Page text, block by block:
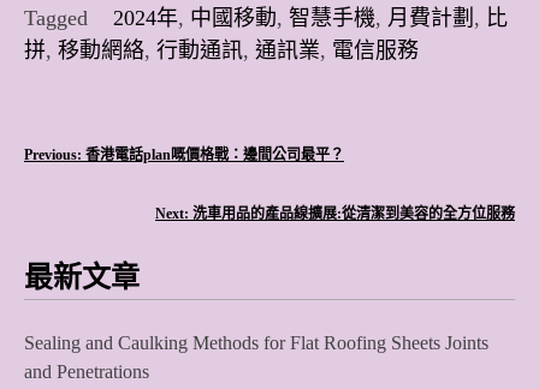
Tagged
2024年, 中國移動, 智慧手機, 月費計劃 , 比
拼, 移動網絡, 行動通訊, 通訊業, 電信服務
文
覽
Previous: 香港電話plan嘅價格戰：邊間公司最平？
Next: 洗車用品的產品線擴展:從清潔到美容的全方位服務
最新文章
Sealing and Caulking Methods for Flat Roofing Sheets Joints
and Penetrations